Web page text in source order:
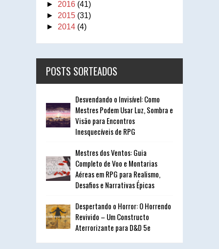
► 2016 (41)
► 2015 (31)
► 2014 (4)
POSTS SORTEADOS
Desvendando o Invisível: Como
Mestres Podem Usar Luz, Sombra e
Visão para Encontros
Inesquecíveis de RPG
Mestres dos Ventos: Guia
Completo de Voo e Montarias
Aéreas em RPG para Realismo,
Desafios e Narrativas Épicas
Despertando o Horror: O Horrendo
Revivido – Um Constructo
Aterrorizante para D&D 5e